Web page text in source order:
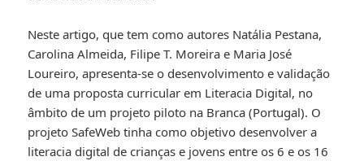
Neste artigo, que tem como autores Natália Pestana,
Carolina Almeida, Filipe T. Moreira e Maria José
Loureiro, apresenta-se o desenvolvimento e validação
de uma proposta curricular em Literacia Digital, no
âmbito de um projeto piloto na Branca (Portugal). O
projeto SafeWeb tinha como objetivo desenvolver a
literacia digital de crianças e jovens entre os 6 e os 16